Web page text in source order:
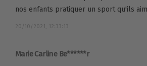
nos enfants pratiquer un sport qu'ils
20/10/2021, 12:33:13
Marie Carline Be******r